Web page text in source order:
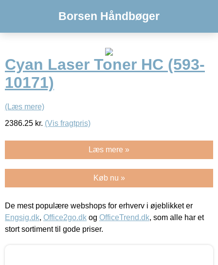
Borsen Håndbøger
Cyan Laser Toner HC (593-
10171)
(Læs mere)
2386.25 kr. (Vis fragtpris)
Læs mere »
Køb nu »
De mest populære webshops for erhverv i øjeblikket er
Engsig.dk, Office2go.dk og OfficeTrend.dk, som alle har et
stort sortiment til gode priser.